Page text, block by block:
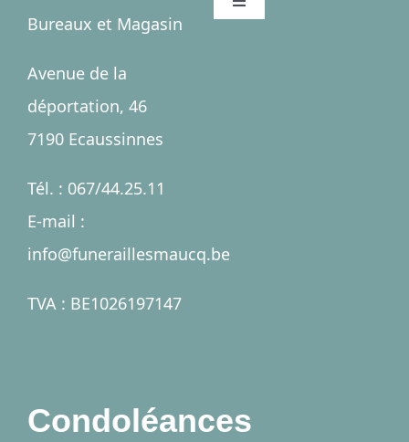
Bureaux et Magasin
Avenue de la
déportation, 46
7190 Ecaussinnes
Tél. : 067/44.25.11
E-mail :
info@funeraillesmaucq.be
TVA : BE1026197147
Toggle
Salles
Nécrologies
Condoléances